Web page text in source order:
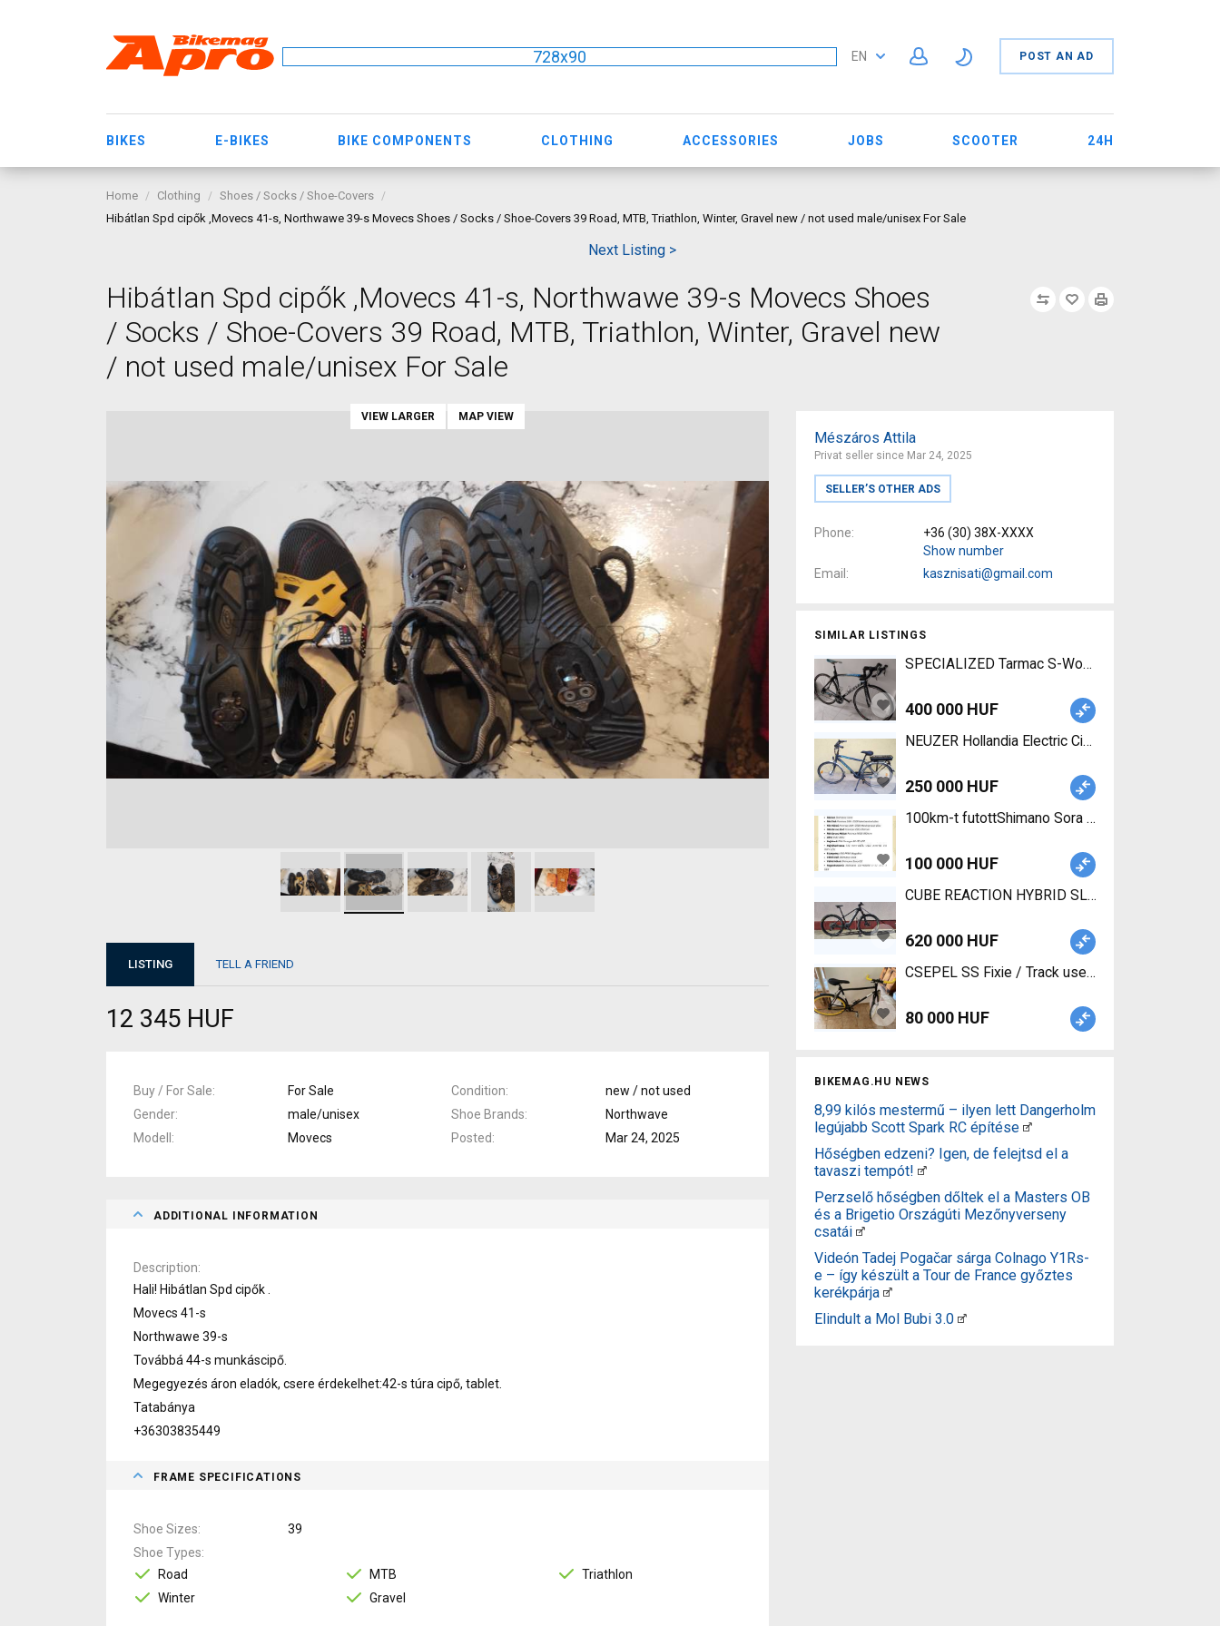
728x90 EN POST AN AD
BIKES E-BIKES BIKE COMPONENTS CLOTHING ACCESSORIES JOBS SCOOTER 24H
Home Clothing
Shoes / Socks / Shoe-Covers
Hibátlan Spd cipők ,Movecs 41-s, Northwawe 39-s Movecs Shoes / Socks / Shoe-Covers 39 Road, MTB, Triathlon, Winter, Gravel new / not used male/unisex For Sale
Next Listing >
Hibátlan Spd cipők ,Movecs 41-s, Northwawe 39-s Movecs Shoes
/ Socks / Shoe-Covers 39 Road, MTB, Triathlon, Winter, Gravel new
/ not used male/unisex For Sale
Mészáros Attila
Privat seller since Mar 24, 2025
SELLER’S OTHER ADS
Phone
+36 (30) 38X-XXXX
Show number
Email
kasznisati@gmail.com
SIMILAR LISTINGS
SPECIALIZED Tarmac S-Works (Gerolsteiner
400 000 HUF
NEUZER Hollandia Electric City / Cruiser / Urban
250 000 HUF
100km-t futottShimano Sora gravel szett fsa
100 000 HUF
CUBE REACTION HYBRID SLT 750 29 Electric
620 000 HUF
CSEPEL SS Fixie / Track used For Sale
80 000 HUF
BIKEMAG.HU NEWS
8,99 kilós mestermű – ilyen lett Dangerholm
legújabb Scott Spark RC építése
Hőségben edzeni? Igen, de felejtsd el a
tavaszi tempót!
Perzselő hőségben dőltek el a Masters OB
és a Brigetio Országúti Mezőnyverseny
csatái
Videón Tadej Pogačar sárga Colnago Y1Rs-
e – így készült a Tour de France győztes
kerékpárja
Elindult a Mol Bubi 3.0
VIEW LARGER MAP VIEW
LISTING TELL A FRIEND
12 345 HUF
Buy / For Sale For Sale Condition
new / not used
Gender
male/unisex Shoe Brands
Northwave
Modell
Movecs Posted Mar 24, 2025
ADDITIONAL INFORMATION
Description
Hali! Hibátlan Spd cipők .
Movecs 41-s
Northwawe 39-s
Továbbá 44-s munkáscipő.
Megegyezés áron eladók, csere érdekelhet:42-s túra cipő, tablet.
Tatabánya
+36303835449
FRAME SPECIFICATIONS
Shoe Sizes
39
Shoe Types
Road
MTB
Triathlon
Winter
Gravel